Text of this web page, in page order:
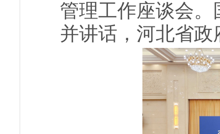
管理工作座谈会
并讲话，河北省